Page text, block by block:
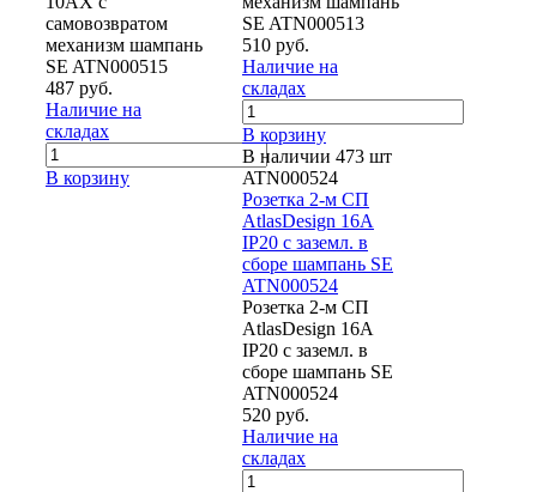
самовозвратом
механизм шампань
SE ATN000515
487 руб.
Наличие на
складах
В корзину
SE ATN000513
510 руб.
Наличие на
складах
В корзину
В наличии 473 шт
ATN000524
Розетка 2-м СП
AtlasDesign 16А
IP20 с заземл. в
сборе шампань SE
ATN000524
Розетка 2-м СП
AtlasDesign 16А
IP20 с заземл. в
сборе шампань SE
ATN000524
520 руб.
Наличие на
складах